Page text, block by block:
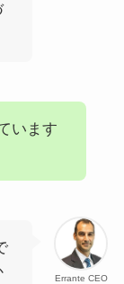
います
Errante CEO